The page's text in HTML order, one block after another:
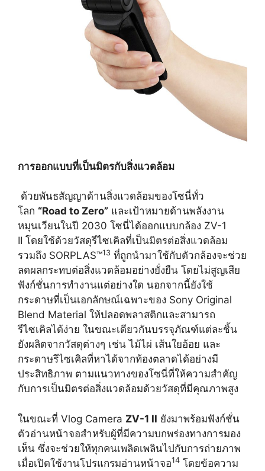
การออกแบบที่เป็นมิตรกับสิ่งแวดล้อม
ด้วยพันธสัญญาด้านสิ่งแวดล้อมของโซนี่ทั่ว
โลก “Road to Zero” และเป้าหมายด้านพลังงาน
หมุนเวียนในปี 2030 โซนี่ได้ออกแบบกล้อง ZV-1
II โดยใช้ด้วยวัสดุรีไซเคิลที่เป็นมิตรต่อสิ่งแวดล้อม
รวมถึง SORPLAS™13 ที่ถูกนำมาใช้กับตัวกล้องจะช่วย
ลดผลกระทบต่อสิ่งแวดล้อมอย่างยั่งยืน โดยไม่สูญเสีย
ฟังก์ชั่นการทำงานแต่อย่างใด นอกจากนี้ยังใช้
กระดาษที่เป็นเอกลักษณ์เฉพาะของ Sony Original
Blend Material ให้ปลอดพลาสติกและสามารถ
รีไซเคิลได้ง่าย ในขณะเดียวกันบรรจุภัณฑ์แต่ละชิ้น
ยังผลิตจากวัสดุต่างๆ เช่น ไม้ไผ่ เส้นใยอ้อย และ
กระดาษรีไซเคิลที่หาได้จากท้องตลาดได้อย่างมี
ประสิทธิภาพ ตามแนวทางของโซนี่ที่ให้ความสำคัญ
กับการเป็นมิตรต่อสิ่งแวดล้อมด้วยวัสดุที่มีคุณภาพสูง
ในขณะที่ Vlog Camera ZV-1 II ยังมาพร้อมฟังก์ชั่น
ตัวอ่านหน้าจอสำหรับผู้ที่มีความบกพร่องทางการมอง
เห็น ซึ่งจะช่วยให้ทุกคนเพลิดเพลินไปกับการถ่ายภาพ
เมื่อเปิดใช้งานโปรแกรมอ่านหน้าจอ14 โดยข้อความ